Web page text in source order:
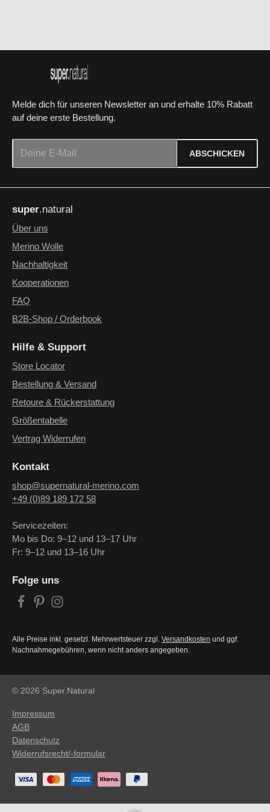
f
Melde dich für unseren Newsletter an und erhalte 10% Rabatt
auf deine erste Bestellung.
ABSCHICKEN
genommen und die
einverstanden.
Die mit einem Stern (*) markierten Felder sind Pflichtfelder.
Folge uns
Alle Preise inkl. gesetzl. Mehrwertsteuer zzgl. Versandkosten und ggf.
Nachnahmegebühren, wenn nicht anders angegeben.
super.natural
Über uns
Merino Wolle
Nachhaltigkeit
Kooperationen
FAQ
B2B-Shop / Orderbook
Hilfe & Support
Store Locator
Bestellung & Versand
Retoure & Rückerstattung
Größentabelle
Vertrag Widerrufen
Kontakt
shop@supernatural-merino.com
+49 (0)89 189 172 58
Servicezeiten:
Mo bis Do: 9–12 und 13–17 Uhr
Fr: 9–12 und 13–16 Uhr
© 2026 Super.Natural
Impressum
AGB
Datenschutz
Widerrufsrecht/-formular